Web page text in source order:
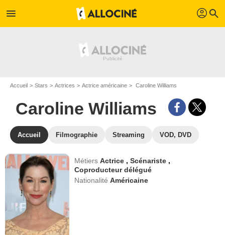
menu profil search
Accueil Stars Actrices Actrice américaine Caroline Williams
Caroline Williams
Accueil Filmographie Streaming VOD, DVD
MétiersActrice ,Scénariste ,
Coproducteur délégué
NationalitéAméricaine